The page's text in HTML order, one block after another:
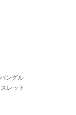
ングル
レット